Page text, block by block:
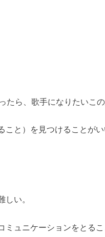
たら、歌手になりたいこ
こと）を見つけることが
しい。
ミュニケーションをとる